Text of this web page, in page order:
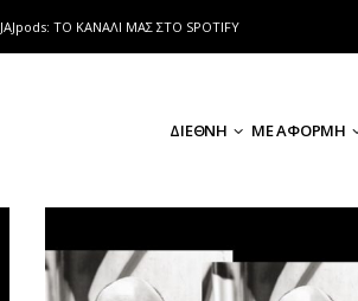
JAJpods: TO ΚΑΝΑΛΙ ΜΑΣ ΣΤΟ SPOTIFY
ΔΙΕΘΝΗ ΜΕ ΑΦΟΡΜΗ